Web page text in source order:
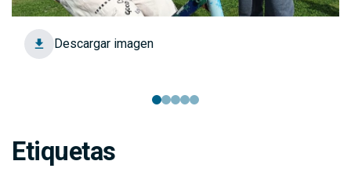
Descargar imagen
Etiquetas